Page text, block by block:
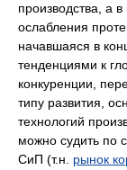
производства, а
ослабления
начавшаяся в
тенденциями к
конкуренции,
типу развития,
технологий
можно судить по
СиП (т.н. рынок